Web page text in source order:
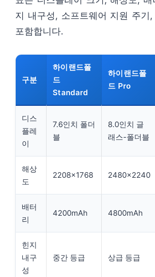
지 내구성, 소프트웨어 지원 주기
포함합니다.
구분
하이랜드폴
드
Standard
하이랜드폴
드 Pro
디스
플레
이
7.6인치 폴더
블
8.0인치 글
래스-폴더블
해상
도
2208×1768 2480×2240
배터
리
4200mAh 4800mAh
힌지
내구
성
중간 등급 상급 등급